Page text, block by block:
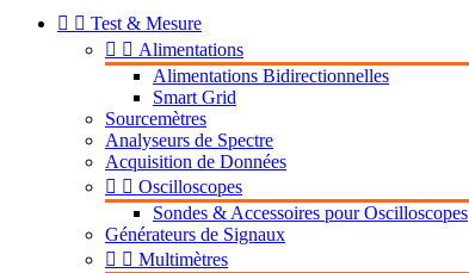
  Test & Mesure
  Alimentations
Alimentations Bidirectionnelles
Smart Grid
Sourcemètres
Analyseurs de Spectre
Acquisition de Données
  Oscilloscopes
Sondes & Accessoires pour Oscilloscopes
Générateurs de Signaux
  Multimètres